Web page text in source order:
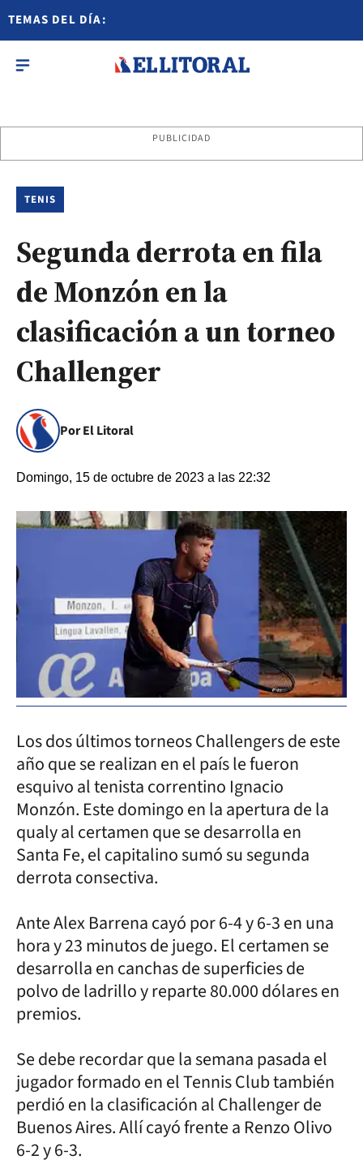
TEMAS DEL DÍA:
PUBLICIDAD
TENIS
Segunda derrota en fila
de Monzón en la
clasificación a un torneo
Challenger
Por El Litoral
Domingo, 15 de octubre de 2023 a las 22:32
Los dos últimos torneos Challengers de este
año que se realizan en el país le fueron
esquivo al tenista correntino Ignacio
Monzón. Este domingo en la apertura de la
qualy al certamen que se desarrolla en
Santa Fe, el capitalino sumó su segunda
derrota consectiva.
Ante Alex Barrena cayó por 6-4 y 6-3 en una
hora y 23 minutos de juego. El certamen se
desarrolla en canchas de superficies de
polvo de ladrillo y reparte 80.000 dólares en
premios.
Se debe recordar que la semana pasada el
jugador formado en el Tennis Club también
perdió en la clasificación al Challenger de
Buenos Aires. Allí cayó frente a Renzo Olivo
6-2 y 6-3.